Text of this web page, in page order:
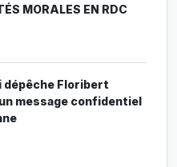
MORALES EN RDC
dépêche Floribert
message confidentiel